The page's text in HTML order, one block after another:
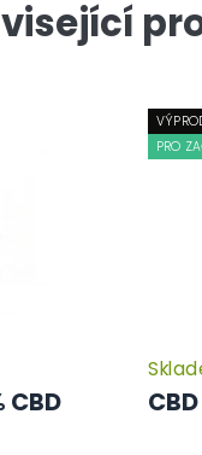
CBD
Průměrné
hodnocení
produktu
PRO